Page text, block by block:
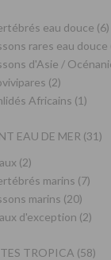
eau douce (6)
rares eau douce
d'Asie /
(2)
Africains (1)
EAU DE MER (31)
(2)
marins (7)
marins (20)
d'exception (2)
TROPICA (58)